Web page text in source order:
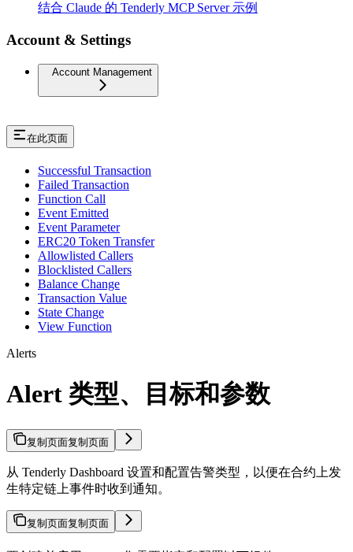
结合 Claude 的 Tenderly MCP Server 示例
Account & Settings
Account Management
在此页面
Successful Transaction
Failed Transaction
Function Call
Event Emitted
Event Parameter
ERC20 Token Transfer
Allowlisted Callers
Blocklisted Callers
Balance Change
Transaction Value
State Change
View Function
Alerts
Alert 类型、目标和参数
复制页面复制页面
从 Tenderly Dashboard 设置和配置告警类型，以便在合约上发
生特定链上事件时收到通知。
复制页面复制页面